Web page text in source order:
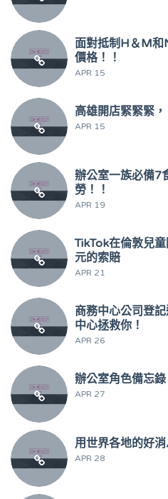
面對抵制H＆M和
價格！！
APR 15
高雄開店緊緊緊
APR 15
辦公室一族必備7
勞！！
APR 19
TikTok在倫敦兒
元的索賠
APR 21
商務中心公司登
中心拯救你！
APR 26
辦公室角色備忘
APR 27
用世界各地的好
APR 28